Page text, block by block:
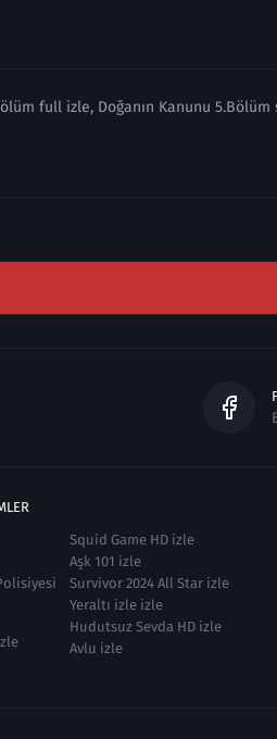
full izle, Doğanın Kanunu
Squid Game HD izle
Aşk 101 izle
Survivor 2024 All Star izle
Yeraltı izle izle
Hudutsuz Sevda HD izle
Avlu izle